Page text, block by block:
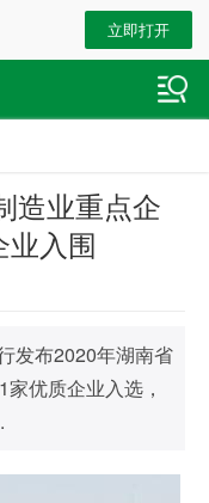
立即打开
造业重点企
业入围
发布2020年湖南省
优质企业入选，